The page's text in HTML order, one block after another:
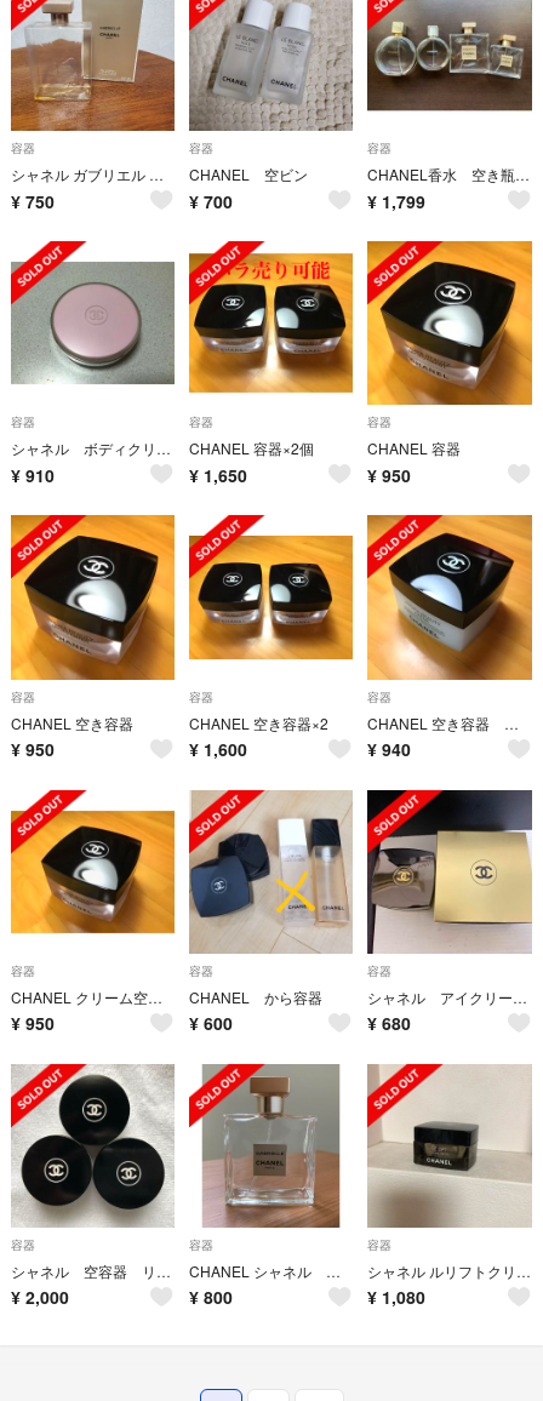
容器
シャネル ガブリエル シャワージェル 空き瓶
¥ 750
容器
CHANEL 空ビン
¥ 700
容器
CHANEL香水 空き瓶4点セット
¥ 1,799
容器
シャネル ボディクリーム ※空容器 《値引き不可》
¥ 910
容器
CHANEL 容器×2個
¥ 1,650
容器
CHANEL 容器
¥ 950
容器
CHANEL 空き容器
¥ 950
容器
CHANEL 空き容器×2
¥ 1,600
容器
CHANEL 空き容器 乳白色
¥ 940
容器
CHANEL クリーム空き容器
¥ 950
容器
CHANEL から容器
¥ 600
容器
シャネル アイクリーム 空き瓶と外箱
¥ 680
容器
シャネル 空容器 リップバーム
¥ 2,000
容器
CHANEL シャネル 空瓶
¥ 800
容器
シャネル ルリフトクリーム 空ビン
¥ 1,080